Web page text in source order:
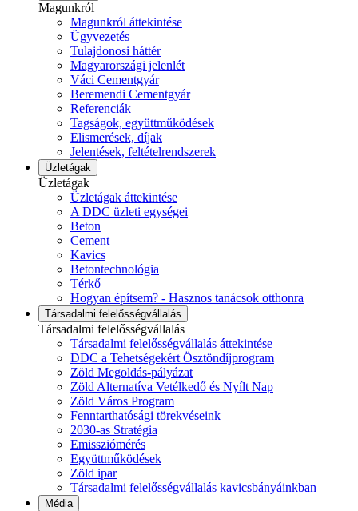
Magunkról
Magunkról áttekintése
Ügyvezetés
Tulajdonosi háttér
Magyarországi jelenlét
Váci Cementgyár
Beremendi Cementgyár
Referenciák
Tagságok, együttműködések
Elismerések, díjak
Jelentések, feltételrendszerek
Üzletágak
Üzletágak
Üzletágak áttekintése
A DDC üzleti egységei
Beton
Cement
Kavics
Betontechnológia
Térkő
Hogyan építsem? - Hasznos tanácsok otthonra
Társadalmi felelősségvállalás
Társadalmi felelősségvállalás
Társadalmi felelősségvállalás áttekintése
DDC a Tehetségekért Ösztöndíjprogram
Zöld Megoldás-pályázat
Zöld Alternatíva Vetélkedő és Nyílt Nap
Zöld Város Program
Fenntarthatósági törekvéseink
2030-as Stratégia
Emissziómérés
Együttműködések
Zöld ipar
Társadalmi felelősségvállalás kavicsbányáinkban
Média